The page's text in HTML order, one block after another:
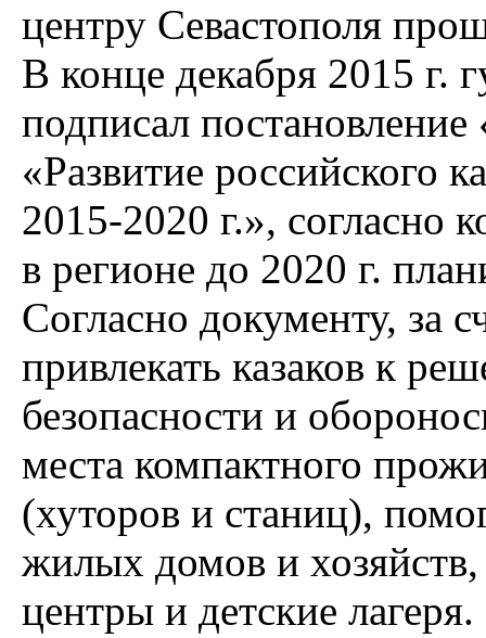
центру Севастополя
В конце декабря 2015 г.
подписал
«Развитие российского
2015-2020 г.», согласно
в регионе до 2020 г.
Согласно документу, за
привлекать казаков к
безопасности и
места компактного
(хуторов и станиц),
жилых домов и хозяйств,
центры и детские